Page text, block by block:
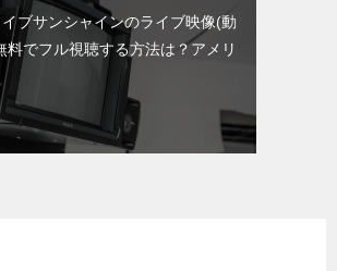
ブサンシャインのライブ映像(動
料でフル視聴する方法は？アメリ